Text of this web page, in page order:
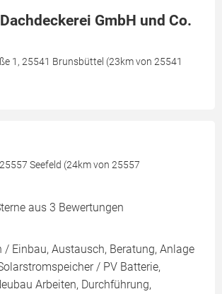
GmbH und Co.
1, 25541 Brunsbüttel (23km von 25541
Seefeld (24km von 25557
aus 3 Bewertungen
Einbau, Austausch, Beratung, Anlage
/ PV Batterie,
Arbeiten, Durchführung,